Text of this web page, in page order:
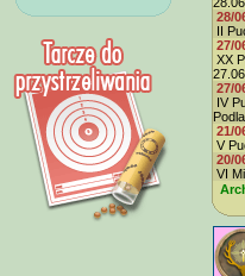
28/
II
27/
XX
27/
IV
21/
V
20/
VI